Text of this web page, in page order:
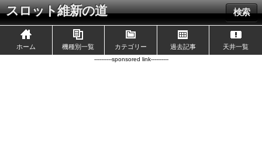
スロット維新の道 検索
ホーム 機種別一覧 カテゴリー 過去記事 天井一覧
----------sponsored link----------